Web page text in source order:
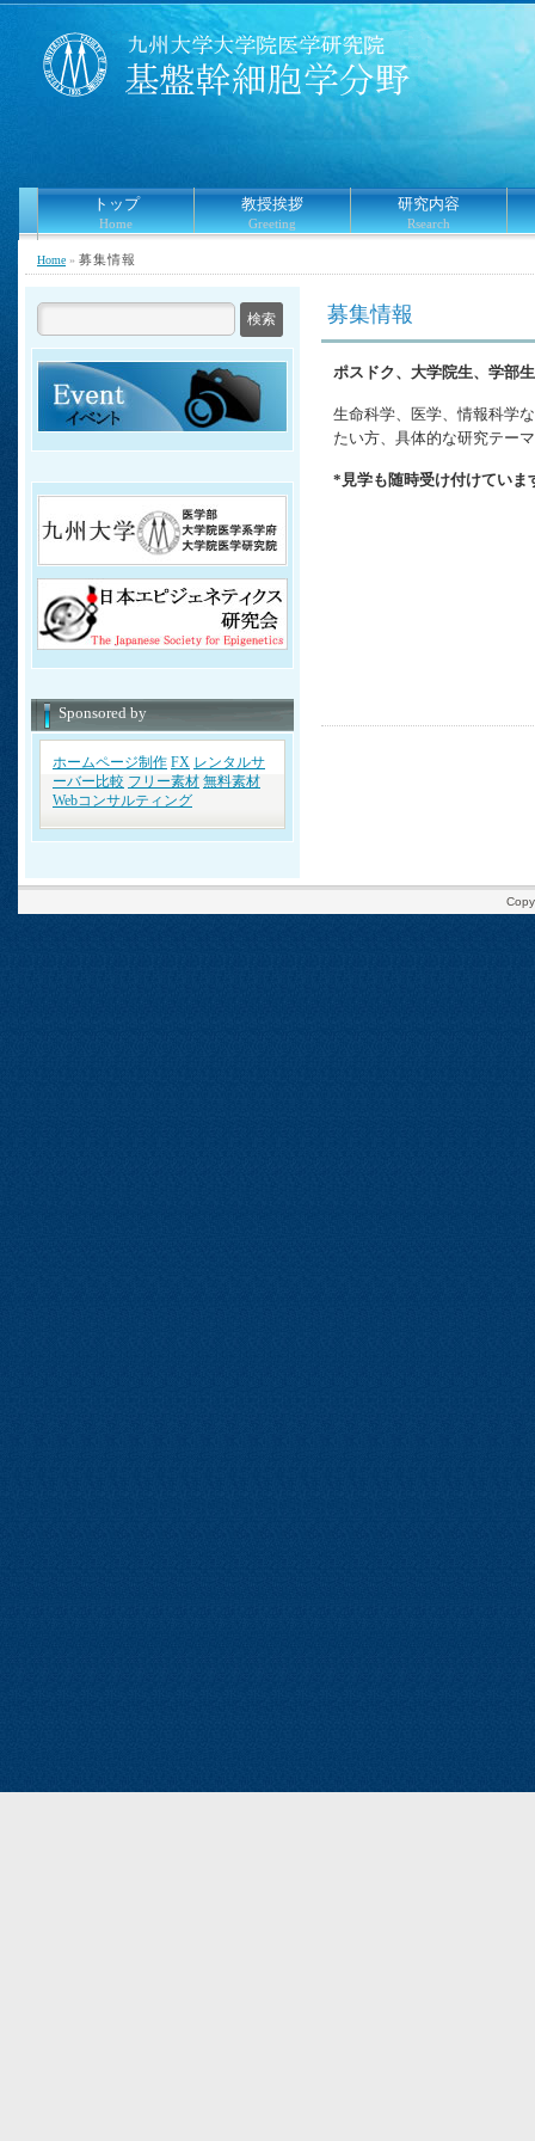
トップ
Home
教授挨拶
Greeting
研究内容
Rsearch
Home » 募集情報
募集情報
ポスドク、大学院生、学部
生命科学、医学、情報科学
たい方、具体的な研究テー
*見学も随時受け付けていま
Sponsored by
ホームページ制作 FX レンタルサ
ーバー比較 フリー素材 無料素材
Webコンサルティング